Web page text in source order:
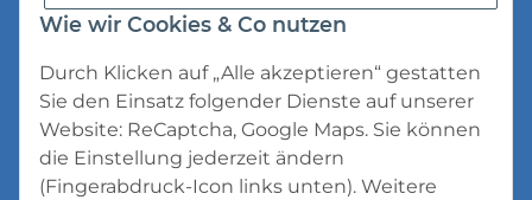
Impressum
* Alle Preise inkl. gesetzlicher USt., zzgl.
Wie wir Cookies & Co nutzen
Durch Klicken auf „Alle akzeptieren“ gestatten
Sie den Einsatz folgender Dienste auf unserer
Website: ReCaptcha, Google Maps. Sie können
die Einstellung jederzeit ändern
(Fingerabdruck-Icon links unten). Weitere